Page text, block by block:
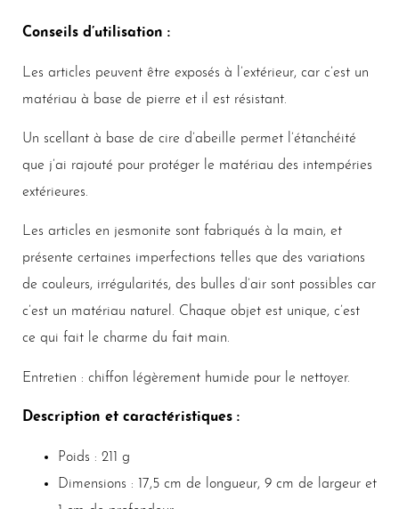
Conseils d’utilisation :
Les articles peuvent être exposés à l’extérieur, car c’est un
matériau à base de pierre et il est résistant.
Un scellant à base de cire d’abeille permet l’étanchéité
que j’ai rajouté pour protéger le matériau des intempéries
extérieures.
Les articles en jesmonite sont fabriqués à la main, et
présente certaines imperfections telles que des variations
de couleurs, irrégularités, des bulles d’air sont possibles car
c’est un matériau naturel. Chaque objet est unique, c’est
ce qui fait le charme du fait main.
Entretien : chiffon légèrement humide pour le nettoyer.
Description et caractéristiques :
Poids : 211 g
Dimensions : 17,5 cm de longueur, 9 cm de largeur et